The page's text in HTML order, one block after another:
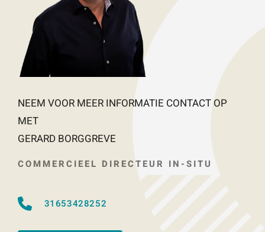
NEEM VOOR MEER INFORMATIE CONTACT OP
MET
GERARD BORGGREVE
COMMERCIEEL DIRECTEUR IN-SITU
31653428252